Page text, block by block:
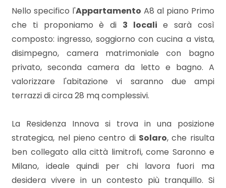
Nello specifico l'Appartamento A8 al piano Primo
che ti proponiamo è di 3 locali e sarà così
composto: ingresso, soggiorno con cucina a vista,
disimpegno, camera matrimoniale con bagno
privato, seconda camera da letto e bagno. A
valorizzare l'abitazione vi saranno due ampi
terrazzi di circa 28 mq complessivi.
La Residenza Innova si trova in una posizione
strategica, nel pieno centro di Solaro, che risulta
ben collegato alla città limitrofi, come Saronno e
Milano, ideale quindi per chi lavora fuori ma
desidera vivere in un contesto più tranquillo. Si
Bagni
minimi
1
2